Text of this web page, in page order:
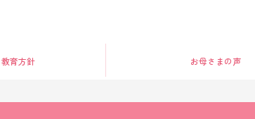
教育方針 お母さまの声